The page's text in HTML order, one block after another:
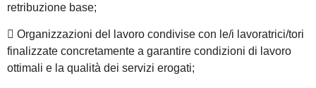
retribuzione base;
 Organizzazioni del lavoro condivise con le/i lavoratrici/tori
finalizzate concretamente a garantire condizioni di lavoro
ottimali e la qualità dei servizi erogati;